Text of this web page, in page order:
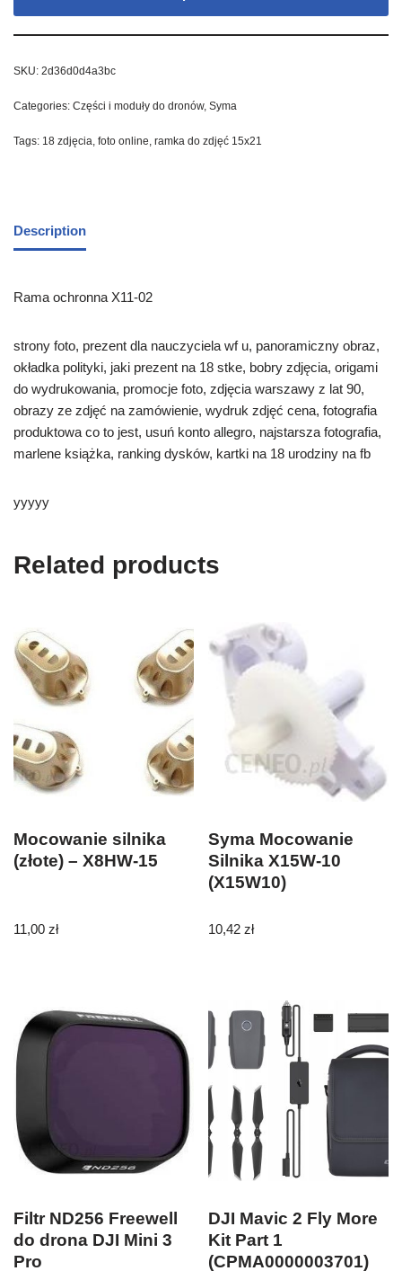
SKU: 2d36d0d4a3bc
Categories: Części i moduły do dronów, Syma
Tags: 18 zdjęcia, foto online, ramka do zdjęć 15x21
Description
Rama ochronna X11-02
strony foto, prezent dla nauczyciela wf u, panoramiczny obraz,
okładka polityki, jaki prezent na 18 stke, bobry zdjęcia, origami
do wydrukowania, promocje foto, zdjęcia warszawy z lat 90,
obrazy ze zdjęć na zamówienie, wydruk zdjęć cena, fotografia
produktowa co to jest, usuń konto allegro, najstarsza fotografia,
marlene książka, ranking dysków, kartki na 18 urodziny na fb
yyyyy
Related products
Mocowanie silnika
(złote) – X8HW-15
11,00 zł
Syma Mocowanie
Silnika X15W-10
(X15W10)
10,42zł
Filtr ND256 Freewell
do drona DJI Mini 3
Pro
DJI Mavic 2 Fly More
Kit Part 1
(CPMA0000003701)